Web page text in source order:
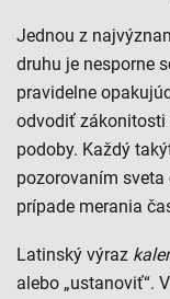
Jednou z
druhu je nesporne
pravidelne
odvodiť zákonitosti
podoby. Každý
pozorovaním
prípade merania
Latinský výraz
alebo „ustanoviť“.